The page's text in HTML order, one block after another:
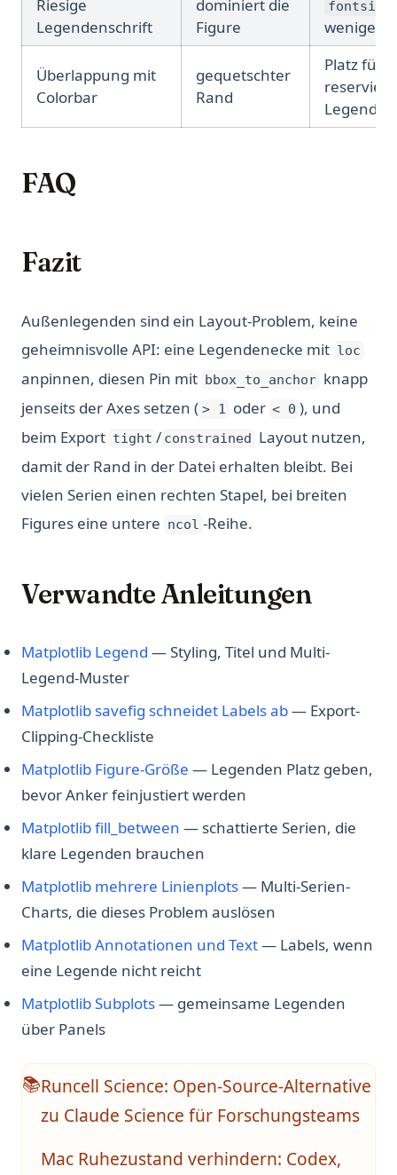
Riesige
Legendenschrift
dominiert die
Figure
weniger
Überlappung mit
Colorbar
gequetschter
Rand
Platz für
Legende
FAQ
Fazit
Außenlegenden sind ein Layout-Problem, keine
geheimnisvolle API: eine Legendenecke mit loc
anpinnen, diesen Pin mit bbox_to_anchor knapp
jenseits der Axes setzen ( > 1 oder < 0 ), und
beim Export tight / constrained Layout nutzen,
damit der Rand in der Datei erhalten bleibt. Bei
vielen Serien einen rechten Stapel, bei breiten
Figures eine untere ncol -Reihe.
Verwandte Anleitungen
Matplotlib Legend — Styling, Titel und Multi-
Legend-Muster
Matplotlib savefig schneidet Labels ab— Export-
Clipping-Checkliste
Matplotlib Figure-Größe — Legenden Platz geben,
bevor Anker feinjustiert werden
Matplotlib fill_between — schattierte Serien, die
klare Legenden brauchen
Matplotlib mehrere Linienplots— Multi-Serien-
Charts, die dieses Problem auslösen
Matplotlib Annotationen und Text— Labels, wenn
eine Legende nicht reicht
Matplotlib Subplots— gemeinsame Legenden
über Panels
📚Runcell Science: Open-Source-Alternative
zu Claude Science für Forschungsteams
Mac Ruhezustand verhindern: Codex,